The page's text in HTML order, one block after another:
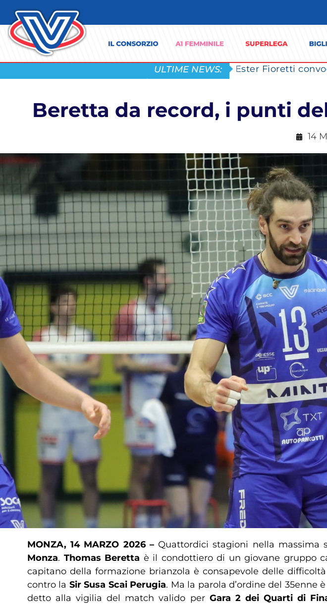
ULTIME NEWS: Ester Fioretti
Beretta da record, i punti
14
MONZA, 14 MARZO 2026 –Quattordici stagioni nella massima
Monza. Thomas Beretta è il condottiero di un giovane gruppo
capitano della formazione brianzola è consapevole delle
contro la Sir Susa Scai Perugia. Ma la parola d’ordine del 35enne
detto alla vigilia del match valido per Gara 2 dei Quarti di